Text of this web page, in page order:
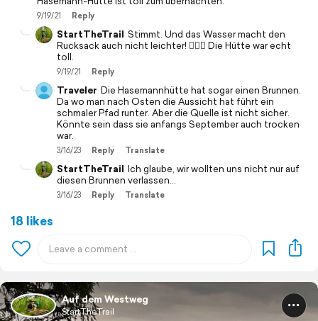
9/19/21 Reply
StartTheTrail Stimmt. Und das Wasser macht den
Rucksack auch nicht leichter! 🤷🏻‍♂️ Die Hütte war echt
toll.
9/19/21 Reply
Traveler Die Hasemannhütte hat sogar einen Brunnen.
Da wo man nach Osten die Aussicht hat führt ein
schmaler Pfad runter. Aber die Quelle ist nicht sicher.
Könnte sein dass sie anfangs September auch trocken
war.
3/16/23 Reply Translate
StartTheTrail Ich glaube, wir wollten uns nicht nur auf
diesen Brunnen verlassen…
3/16/23 Reply Translate
18 likes
Auf dem Westweg
StartTheTrail